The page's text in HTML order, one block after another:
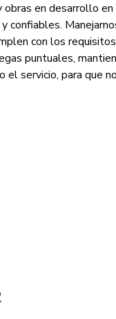
en desarrollo
confiables.
con los
puntuales,
el servicio, para que